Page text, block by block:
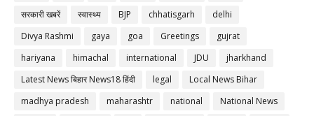
सरकारी खबरें
स्वास्थ्य BJP chhatisgarh
delhi
Divya Rashmi
gaya goa Greetings
gujrat
hariyana
himachal international JDU
jharkhand
Latest News बिहार News18 हिंदी
legal
Local News Bihar
madhya pradesh
maharashtr national
National News